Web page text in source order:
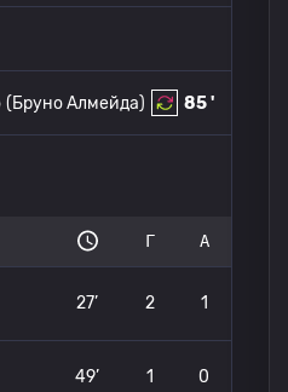
85 '
(Бруно Алмейда)
Г А
27’ 2 1
49’ 1 0